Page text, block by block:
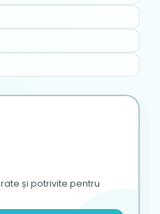
și potrivite pentru